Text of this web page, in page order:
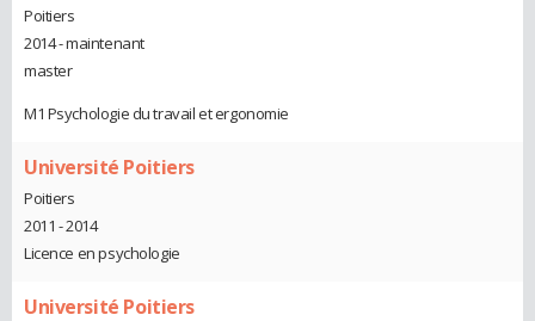
Poitiers
2014 - maintenant
master
M1 Psychologie du travail et ergonomie
Université Poitiers
Poitiers
2011 - 2014
Licence en psychologie
Université Poitiers